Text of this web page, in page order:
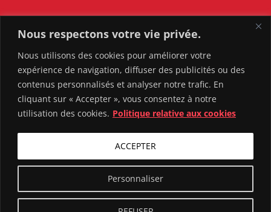
Nous respectons votre vie privée.
Nous utilisons des cookies pour améliorer votre
expérience de navigation, diffuser des publicités ou des
contenus personnalisés et analyser notre trafic. En
cliquant sur « Accepter », vous consentez à notre
utilisation des cookies. Politique relative aux cookies
Personnaliser
ACCEPTER
LAVELANET
Nous contacter
05 61 05 23 37
82 Rue Sebile
09300 LAVELANET
Ets Marandel © Copyright -Conditions générales de